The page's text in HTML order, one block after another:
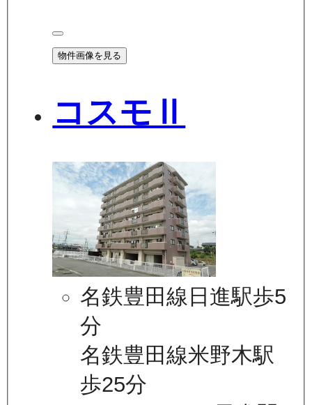
物件画像を見る
コスモⅡ
名鉄豊田線日進駅歩5
分
名鉄豊田線米野木駅
歩25分